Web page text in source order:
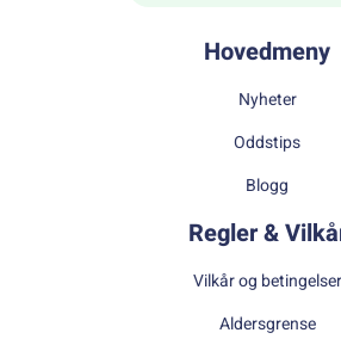
Hovedmeny
Nyheter
Oddstips
Blogg
Regler &
Vilkår og betingelser
Aldersgrense